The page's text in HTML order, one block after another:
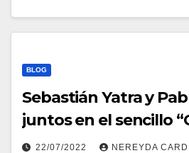
BLOG
Sebastián Yatra y
juntos en el sencillo
22/07/2022 NEREYDA